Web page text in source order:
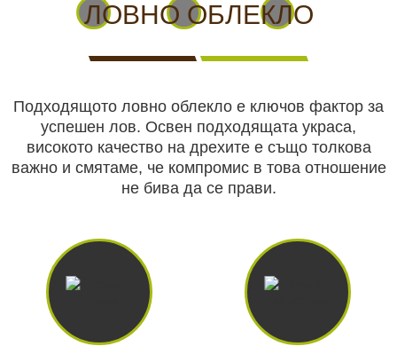
КАМЕРИ
НА
ЖИВО
ЗА
ВИДЕОНАБЛЮДЕНИЕ
ЛОВНИ ЛОВНО
ОБОРУДВАНЕ
САМОЗАЩИТА
КЪМПИНГ
И ХОБИ
ЛОВНО
ОБЛЕКЛО
БЕЗОПАСТНОСТ
КАМЕРИ
АКУМУЛАТОРИ
СОЛАРНИНОЩНО
ВИЖДАНЕ
видеонаблюдение
Хранилки
Чакала
Ловни кучета
Самозащита
Къмпинг и хоби
ЛОВНО ОБЛЕКЛО
Подходящото ловно облекло е ключов фактор за
успешен лов. Освен подходящата украса,
високото качество на дрехите е също толкова
важно и смятаме, че компромис в това отношение
не бива да се прави.